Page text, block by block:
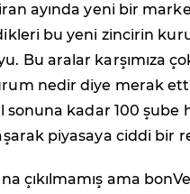
ayında yeni bir
bu yeni zincirin
Bu aralar karşımıza
nedir diye merak
sonuna kadar 100
piyasaya ciddi bir
çıkılmamış ama